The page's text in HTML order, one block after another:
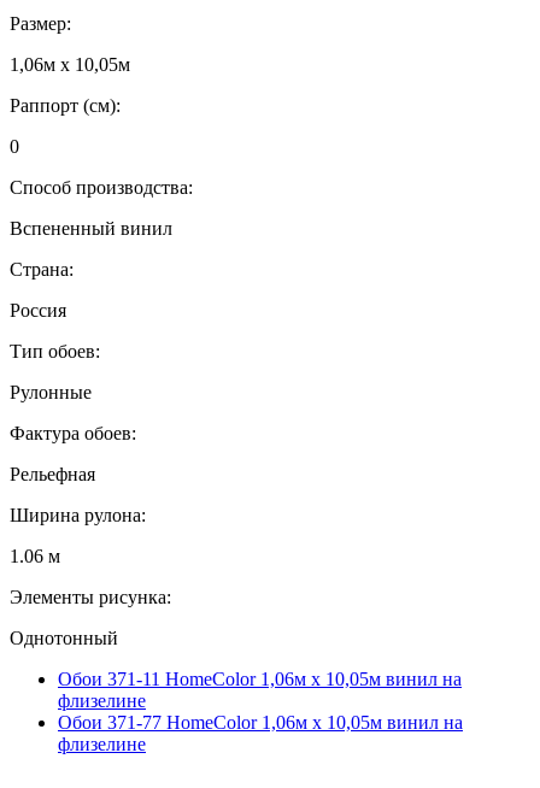
Размер:
1,06м х 10,05м
Раппорт (см):
0
Способ производства:
Вспененный винил
Страна:
Россия
Тип обоев:
Рулонные
Фактура обоев:
Рельефная
Ширина рулона:
1.06 м
Элементы рисунка:
Однотонный
Обои 371-11 HomeColor 1,06м х 10,05м винил на
флизелине
Обои 371-77 HomeColor 1,06м х 10,05м винил на
флизелине